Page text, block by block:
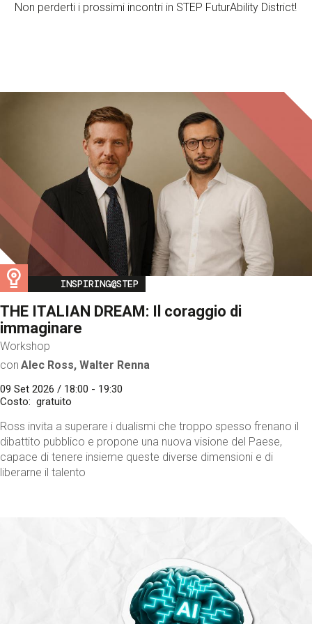
Non perderti i prossimi incontri in STEP FuturAbility District!
Image
INSPIRING@STEP
THE ITALIAN DREAM: Il coraggio di
immaginare
Workshop
con Alec Ross, Walter Renna
09 Set 2026 / 18:00 - 19:30
Costo
gratuito
Ross invita a superare i dualismi che troppo spesso frenano il
dibattito pubblico e propone una nuova visione del Paese,
capace di tenere insieme queste diverse dimensioni e di
liberarne il talento